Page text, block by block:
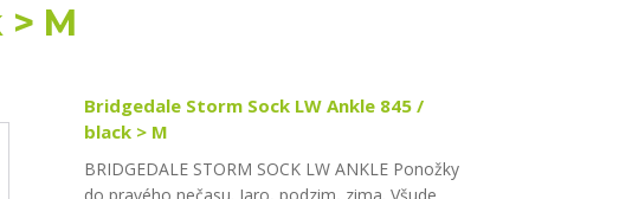
M
Bridgedale Storm Sock LW Ankle 845 /
black > M
BRIDGEDALE STORM SOCK LW ANKLE Ponožky